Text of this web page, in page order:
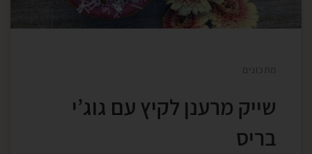
מתכונים
שייק מרענן לקיץ עם גוג’י
בריס